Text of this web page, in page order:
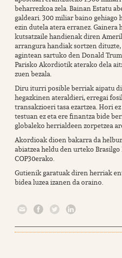
beharrezkoa zela. Bainan Estatu
galdeari. 300 miliar baino
ezin dutela atera erranez. Gainera
kutsatzaile handienak diren
arrangura handiak sortzen
agintean sartuko den Donald
Parisko Akordiotik aterako dela
zuen bezala.
Diru iturri posible berriak aipatu
hegazkinen ateraldieri, erregai
transakzioeri tasa ezartzea. Hori
testuan ez eta ere finantza bide
globaleko herrialdeen zorpetzea
Akordioak dioen bakarra da
abiatzea heldu den urteko
COP30erako.
Gutienik garatuak diren herriak
bidea luzea izanen da oraino.